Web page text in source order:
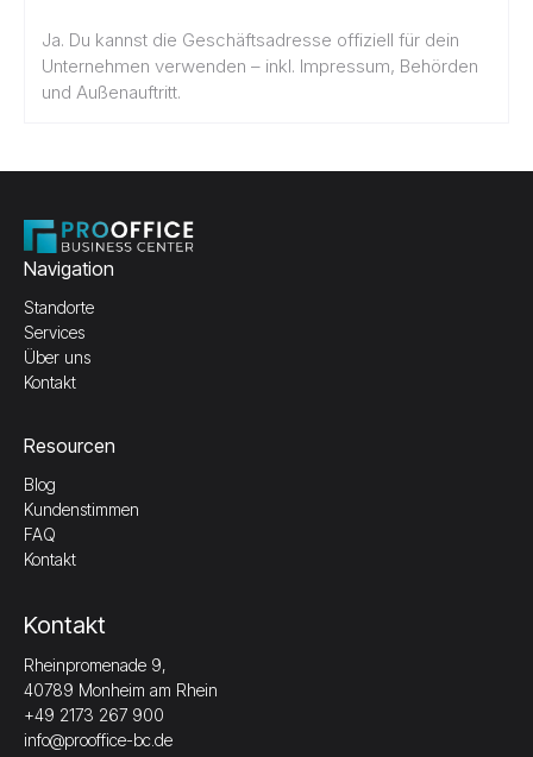
Ja. Du kannst die Geschäftsadresse offiziell für dein
Unternehmen verwenden – inkl. Impressum, Behörden
und Außenauftritt.
Navigation
Standorte
Services
Über uns
Kontakt
Resourcen
Blog
Kundenstimmen
FAQ
Kontakt
Kontakt
Rheinpromenade 9,
40789 Monheim am Rhein
+49 2173 267 900
info@prooffice-bc.de